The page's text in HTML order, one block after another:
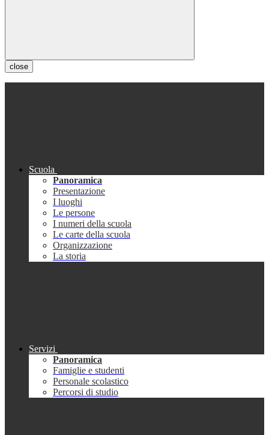
close
Scuola
Panoramica
Presentazione
I luoghi
Le persone
I numeri della scuola
Le carte della scuola
Organizzazione
La storia
Servizi
Panoramica
Famiglie e studenti
Personale scolastico
Percorsi di studio